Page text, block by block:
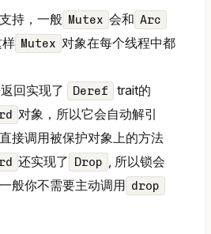
持，一般 Mutex 会和 Arc
Mutex 对象在每个线程中都
回实现了 Deref trait的
对象，所以它会自动解引
接调用被保护对象上的方法
还实现了 Drop , 所以锁会
般你不需要主动调用 drop